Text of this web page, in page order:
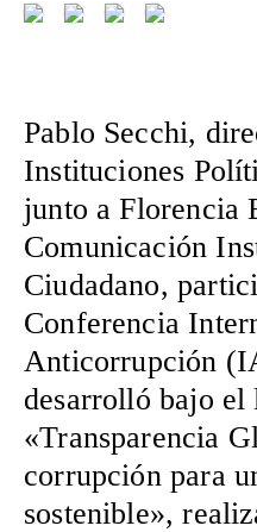
Pablo Secchi,
Instituciones
junto a Florencia
Comunicación
Ciudadano,
Conferencia
Anticorrupción
desarrolló bajo el
«Transparencia
corrupción para
sostenible»,